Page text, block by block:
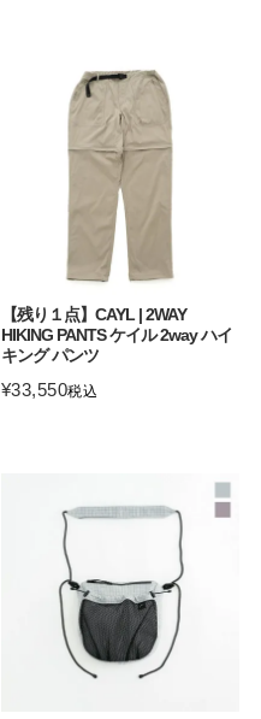
【残り１点】CAYL | 2WAY
HIKING PANTS ケイル 2way ハイ
キング パンツ
¥33,550税込